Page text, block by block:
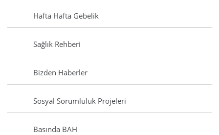
Hafta Hafta Gebelik
Sağlık Rehberi
Bizden Haberler
Sosyal Sorumluluk Projeleri
Basında BAH